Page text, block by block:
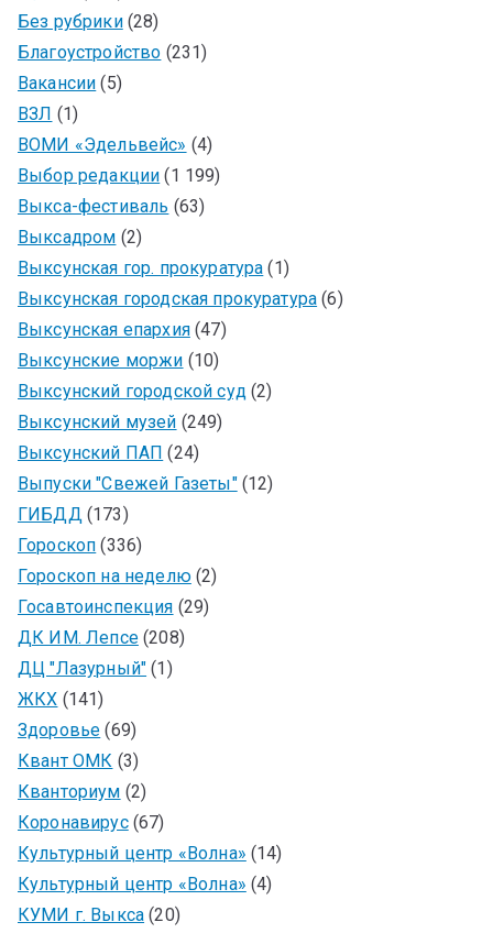
Без рубрики(28)
Благоустройство (231)
Вакансии (5)
ВЗЛ (1)
ВОМИ «Эдельвейс» (4)
Выбор редакции (1 199)
Выкса-фестиваль (63)
Выксадром (2)
Выксунская гор. прокуратура (1)
Выксунская городская прокуратура (6)
Выксунская епархия(47)
Выксунские моржи (10)
Выксунский городской суд (2)
Выксунский музей (249)
Выксунский ПАП (24)
Выпуски "Свежей Газеты"(12)
ГИБДД (173)
Гороскоп (336)
Гороскоп на неделю(2)
Госавтоинспекция (29)
ДК ИМ. Лепсе(208)
ДЦ "Лазурный" (1)
ЖКХ (141)
Здоровье (69)
Квант ОМК (3)
Кванториум (2)
Коронавирус(67)
Культурный центр «Волна» (14)
Культурный центр «Волна» (4)
КУМИ г. Выкса (20)